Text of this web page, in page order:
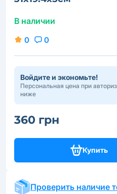
В наличии
0 0
Войдите и экономьте!
Персональная цена при
ниже
360 грн
Купить
Проверить наличие